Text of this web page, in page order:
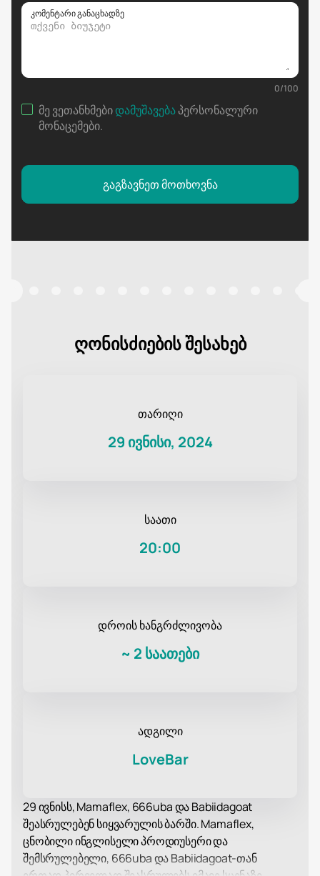
კომენტარი განაცხადზე
0/100
მე ვეთანხმებიდამუშავებაპერსონალური
მონაცემები.
გაგზავნეთ მოთხოვნა
ღონისძიების შესახებ
თარიღი
29 ივნისი, 2024
საათი
20:00
დროის ხანგრძლივობა
~ 2 საათები
ადგილი
LoveBar
29 ივნისს, Mamaflex, 666uba და Babiidagoat
შეასრულებენ სიყვარულის ბარში. Mamaflex,
ცნობილი ინგლისელი პროდიუსერი და
შემსრულებელი, 666uba და Babiidagoat-თან